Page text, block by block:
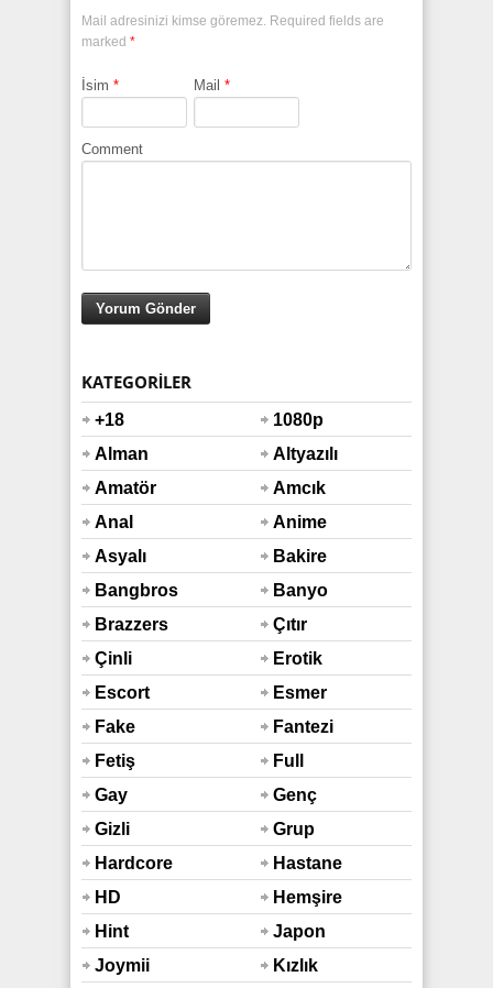
Mail adresinizi kimse göremez. Required fields are
marked *
İsim * Mail *
Comment
KATEGORILER
+18
1080p
Alman
Altyazılı
Amatör
Amcık
Anal
Anime
Asyalı
Bakire
Bangbros
Banyo
Duş
Brazzers
Çıtır
Çinli
Erotik
Escort
Esmer
Fake
Taxi
Araba
Fantezi
Fetiş
Full
Hd
Gay
Genç
Gizli
Çekim
Grup
Hardcore
Hastane
HD
Hemşire
Hint
Sex
Japon
Joymii
Kızlık